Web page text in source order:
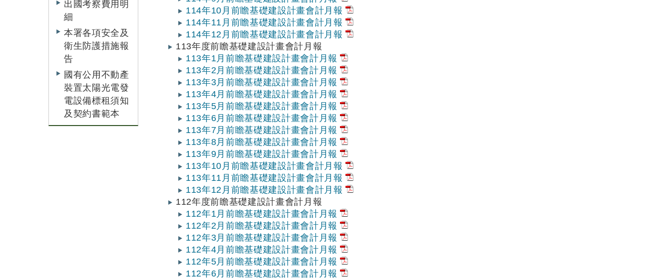
出國考察費用明
細
本署各項安全及
衛生防護措施報
告
國有公用不動產
裝置太陽光電發
電設備標租須知
及契約書範本
114年10月前瞻基礎建設計畫會計月報
114年11月前瞻基礎建設計畫會計月報
114年12月前瞻基礎建設計畫會計月報
113年度前瞻基礎建設計畫會計月報
113年1月前瞻基礎建設計畫會計月報
113年2月前瞻基礎建設計畫會計月報
113年3月前瞻基礎建設計畫會計月報
113年4月前瞻基礎建設計畫會計月報
113年5月前瞻基礎建設計畫會計月報
113年6月前瞻基礎建設計畫會計月報
113年7月前瞻基礎建設計畫會計月報
113年8月前瞻基礎建設計畫會計月報
113年9月前瞻基礎建設計畫會計月報
113年10月前瞻基礎建設計畫會計月報
113年11月前瞻基礎建設計畫會計月報
113年12月前瞻基礎建設計畫會計月報
112年度前瞻基礎建設計畫會計月報
112年1月前瞻基礎建設計畫會計月報
112年2月前瞻基礎建設計畫會計月報
112年3月前瞻基礎建設計畫會計月報
112年4月前瞻基礎建設計畫會計月報
112年5月前瞻基礎建設計畫會計月報
112年6月前瞻基礎建設計畫會計月報